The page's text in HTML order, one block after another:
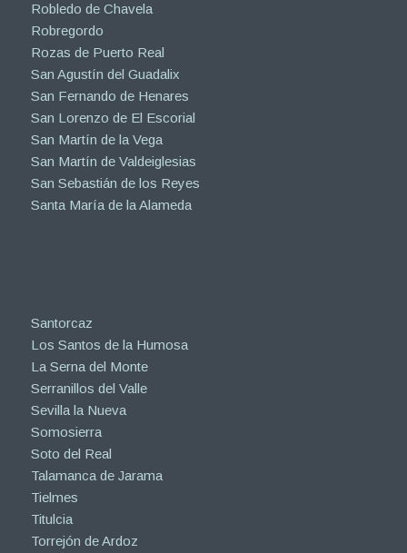
Robledo de Chavela
Robregordo
Rozas de Puerto Real
San Agustín del Guadalix
San Fernando de Henares
San Lorenzo de El Escorial
San Martín de la Vega
San Martín de Valdeiglesias
San Sebastián de los Reyes
Santa María de la Alameda
Santorcaz
Los Santos de la Humosa
La Serna del Monte
Serranillos del Valle
Sevilla la Nueva
Somosierra
Soto del Real
Talamanca de Jarama
Tielmes
Titulcia
Torrejón de Ardoz